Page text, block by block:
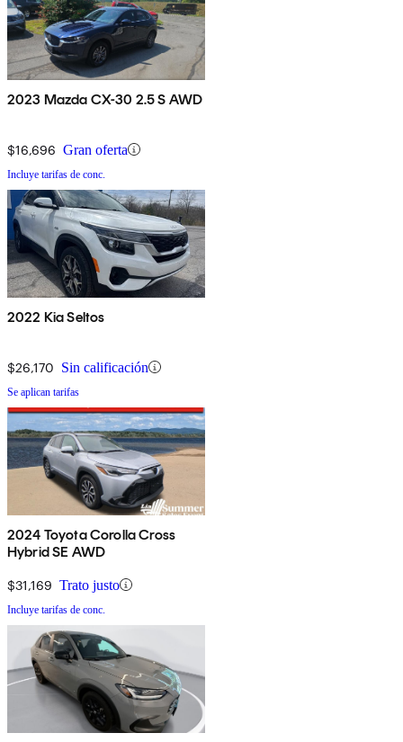
2023 Mazda CX-30 2.5 S AWD
$16,696 Gran oferta
Incluye tarifas de conc.
2022 Kia Seltos
$26,170 Sin calificación
Se aplican tarifas
2024 Toyota Corolla Cross
Hybrid SE AWD
$31,169 Trato justo
Incluye tarifas de conc.